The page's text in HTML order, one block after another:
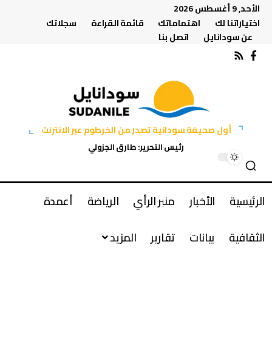
الأحد, 9 أغسطس 2026
اختياراتنا لك
اهتماماتك قائمة القراءة
سجلاتك
عن سودانايل
اتصل بنا
أول صحيفة سودانية تصدر من الخرطوم عبر الانترنت
رئيس التحرير: طارق الجزولي
الرئيسية الأخبار منبر الرأي الرياضة
أعمدة
الثقافية
بيانات تقارير المزيد